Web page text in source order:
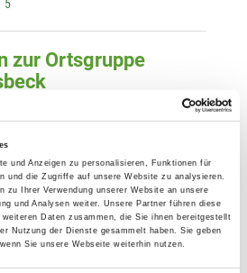
und Anzeigen zu personalisieren, Funktionen für
und die Zugriffe auf unsere Website zu analysieren.
zu Ihrer Verwendung unserer Website an unsere
und Analysen weiter. Unsere Partner führen diese
Daten zusammen, die Sie ihnen bereitgestellt
Nutzung der Dienste gesammelt haben. Sie geben
Sie unsere Webseite weiterhin nutzen.
5
zur Ortsgruppe
Berg 9